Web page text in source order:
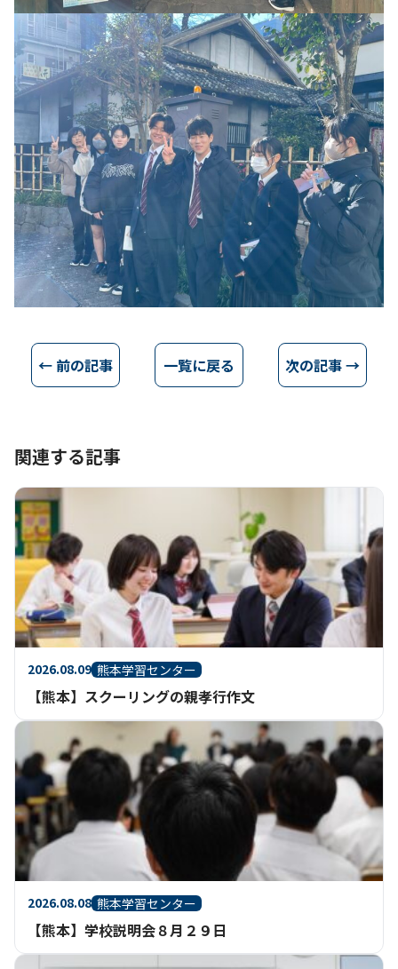
← 前の記事 一覧に戻る 次の記事 →
関連する記事
2026.08.09 熊本学習センター
【熊本】スクーリングの親孝行作文
2026.08.08 熊本学習センター
【熊本】学校説明会８月２９日